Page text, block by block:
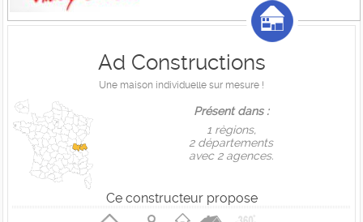
Ad Constructions
Une maison individuelle sur mesure !
Présent dans :
1 règions,
2 départements
avec 2 agences.
Ce constructeur propose